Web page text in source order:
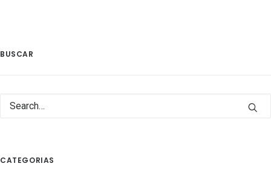
BUSCAR
CATEGORIAS